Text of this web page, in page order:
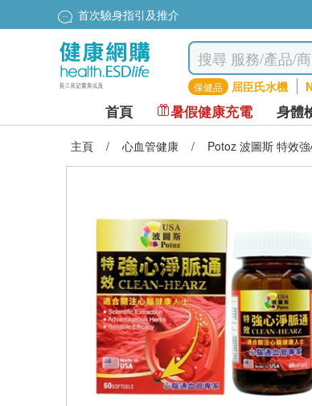
首次驗身指引及推介
保健品 屈臣氏水機
首頁 暑假健康充電 身體
主頁 / 心血管健康 / Potoz 波圖斯 特效